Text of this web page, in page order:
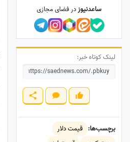
ساعدنیوزدر فضای مجازی
لینک کوتاه خبر:
برچسب‌ها: قیمت دلار